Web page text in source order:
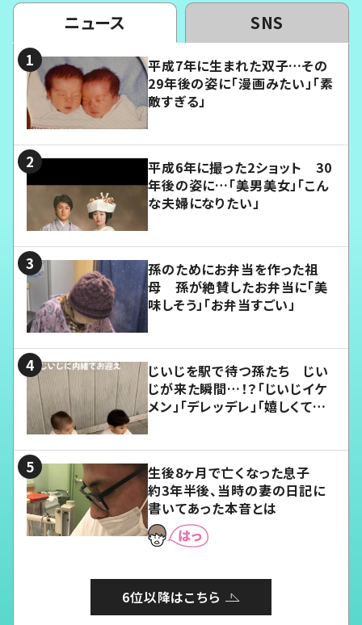
ニュース SNS
平成7年に生まれた双子…その
29年後の姿に「漫画みたい」「素
敵すぎる」
平成6年に撮った2ショット 30
年後の姿に…「美男美女」「こん
な夫婦になりたい」
孫のためにお弁当を作った祖
母 孫が絶賛したお弁当に「美
味しそう」「お弁当すごい」
じいじを駅で待つ孫たち じい
じが来た瞬間…！？「じいじイケ
メン」「デレッデレ」「嬉しくて可
生後8ヶ月で亡くなった息子
約3年半後、当時の妻の日記に
書いてあった本音とは
6位以降はこちら